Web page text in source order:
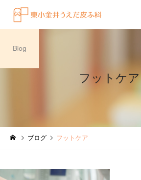
水虫（足白癬）を放置する
フットケア
Blog
ブログ フットケア